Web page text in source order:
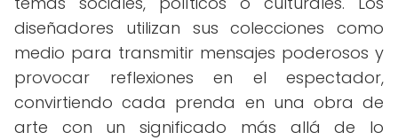
diseñadores utilizan sus colecciones como
medio para transmitir mensajes poderosos y
provocar reflexiones en el espectador,
convirtiendo cada prenda en una obra de
arte con un significado más allá de lo